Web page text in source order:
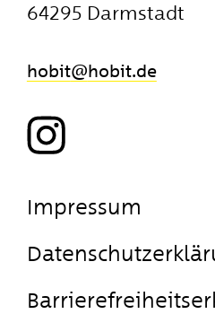
64295 Darmstadt
hobit ​hobit.de
Impressum